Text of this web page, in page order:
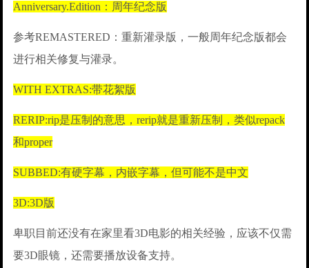
Anniversary.Edition：周年纪念版
参考REMASTERED：重新灌录版，一般周年纪念版都会
进行相关修复与灌录。
WITH EXTRAS:带花絮版
RERIP:rip是压制的意思，rerip就是重新压制，类似repack
和proper
SUBBED:有硬字幕，内嵌字幕，但可能不是中文
3D:3D版
卑职目前还没有在家里看3D电影的相关经验，应该不仅需
要3D眼镜，还需要播放设备支持。